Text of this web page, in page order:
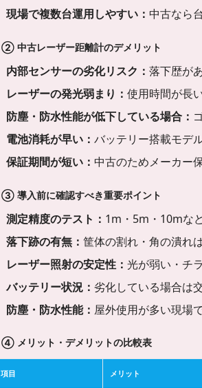
現場で複数台運用しやすい：中古なら
② 中古レーザー距離計のデメリット
内部センサーの劣化リスク：落下歴が
レーザーの発光弱まり：使用時間が長
防塵・防水性能が低下している場合：
電池消耗が早い：バッテリー搭載モデ
保証期間が短い：中古のためメーカー
③ 導入前に確認すべき重要ポイント
測定精度のテスト： 1m・5m・10mな
落下跡の有無：筐体の割れ・角の潰れ
レーザー照射の安定性：光が弱い・チ
バッテリー状況：劣化している場合は
防塵・防水性能： 屋外使用が多い現場
④ メリット・デメリットの比較表
項目 メリット